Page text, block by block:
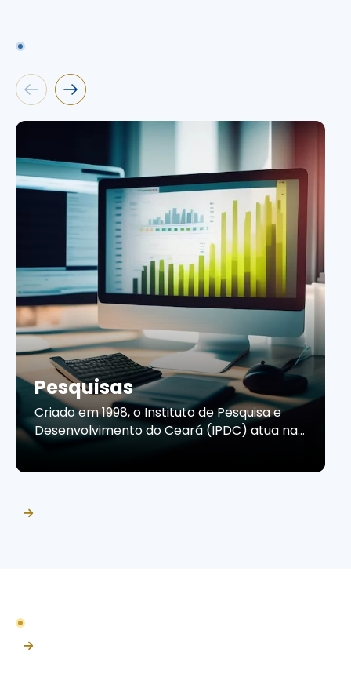
Pesquisas
Criado em 1998, o Instituto de Pesquisa e
Desenvolvimento do Ceará (IPDC) atua na